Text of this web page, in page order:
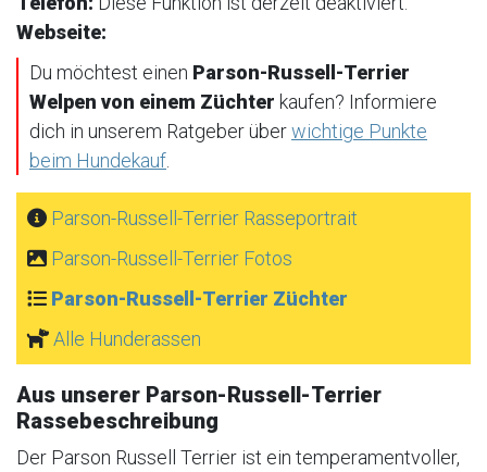
Webseite:
Du möchtest einen Parson-Russell-Terrier
Welpen von einem Züchter kaufen? Informiere
dich in unserem Ratgeber überwichtige Punkte
beim Hundekauf
Parson-Russell-Terrier Rasseportrait
Parson-Russell-Terrier Fotos
Parson-Russell-Terrier Züchter
Alle Hunderassen
Aus unserer Parson-Russell-Terrier
Rassebeschreibung
Der Parson Russell Terrier ist ein temperamentvoller,